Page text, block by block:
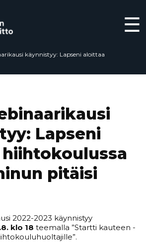
☰
käynnistyy: Lapseni aloittaa
Lapseni
pitäisi
2022-2023 käynnistyy
klo 18 teemalla ”Startti kauteen -